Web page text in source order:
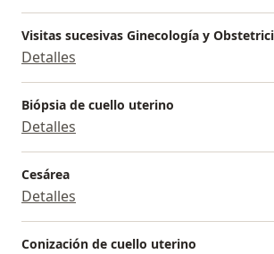
Visitas sucesivas Ginecología y
Detalles
Biópsia de cuello uterino
Detalles
Cesárea
Detalles
Conización de cuello uterino